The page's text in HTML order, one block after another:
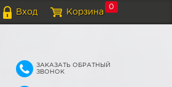
Вход Корзина
0
ЗАКАЗАТЬ ОБРАТНЫЙ
ЗВОНОК